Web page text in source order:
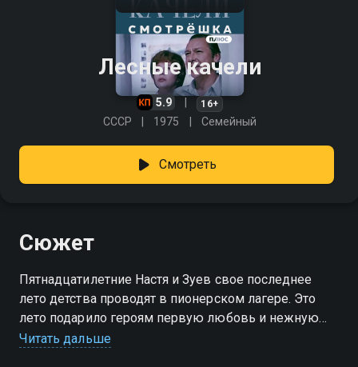
Лесные качели
5.9 16+
СССР 1975 Семейный
Смотреть
Сюжет
Пятнадцатилетние Настя и Зуев свое последнее
лето детства проводят в пионерском лагере. Это
лето подарило героям первую любовь и нежную
дружбу. Известно, что детям больше всего мешают
Читать дальше